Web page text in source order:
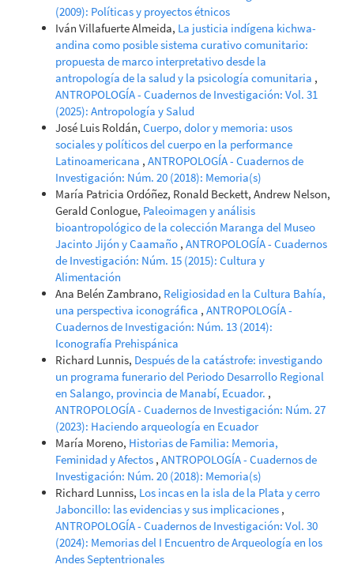
(2009): Políticas y proyectos étnicos
Iván Villafuerte Almeida, La justicia indígena kichwa-
andina como posible sistema curativo comunitario:
propuesta de marco interpretativo desde la
antropología de la salud y la psicología comunitaria ,
ANTROPOLOGÍA - Cuadernos de Investigación: Vol. 31
(2025): Antropología y Salud
José Luis Roldán, Cuerpo, dolor y memoria: usos
sociales y políticos del cuerpo en la performance
Latinoamericana , ANTROPOLOGÍA - Cuadernos de
Investigación: Núm. 20 (2018): Memoria(s)
María Patricia Ordóñez, Ronald Beckett, Andrew Nelson,
Gerald Conlogue, Paleoimagen y análisis
bioantropológico de la colección Maranga del Museo
Jacinto Jijón y Caamaño , ANTROPOLOGÍA - Cuadernos
de Investigación: Núm. 15 (2015): Cultura y
Alimentación
Ana Belén Zambrano, Religiosidad en la Cultura Bahía,
una perspectiva iconográfica , ANTROPOLOGÍA -
Cuadernos de Investigación: Núm. 13 (2014):
Iconografía Prehispánica
Richard Lunnis, Después de la catástrofe: investigando
un programa funerario del Periodo Desarrollo Regional
en Salango, provincia de Manabí, Ecuador. ,
ANTROPOLOGÍA - Cuadernos de Investigación: Núm. 27
(2023): Haciendo arqueología en Ecuador
María Moreno, Historias de Familia: Memoria,
Feminidad y Afectos , ANTROPOLOGÍA - Cuadernos de
Investigación: Núm. 20 (2018): Memoria(s)
Richard Lunniss, Los incas en la isla de la Plata y cerro
Jaboncillo: las evidencias y sus implicaciones ,
ANTROPOLOGÍA - Cuadernos de Investigación: Vol. 30
(2024): Memorias del I Encuentro de Arqueología en los
Andes Septentrionales